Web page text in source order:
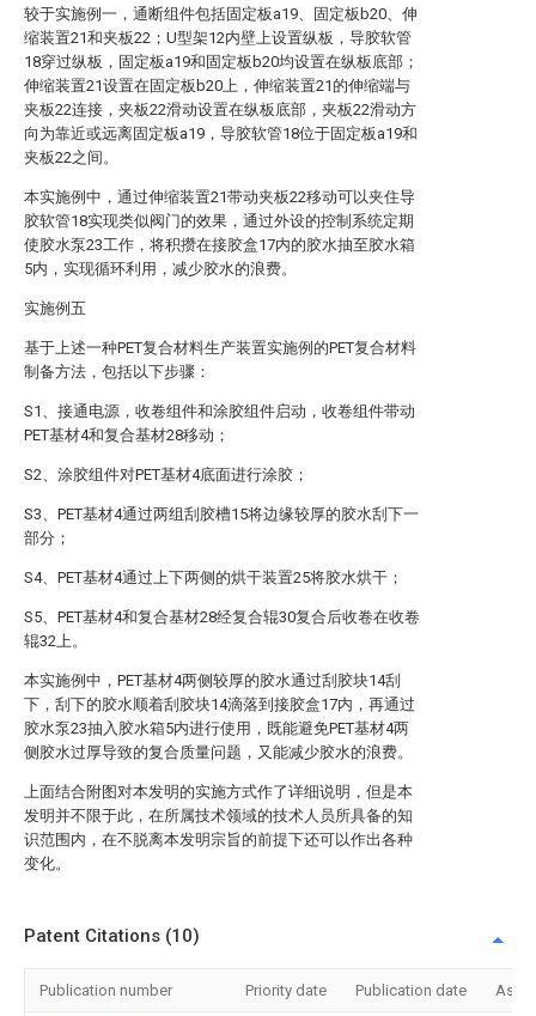
较于实施例一，通断组件包括固定板a19、固定板b20、伸
缩装置21和夹板22；U型架12内壁上设置纵板，导胶软管
18穿过纵板，固定板a19和固定板b20均设置在纵板底部；
伸缩装置21设置在固定板b20上，伸缩装置21的伸缩端与
夹板22连接，夹板22滑动设置在纵板底部，夹板22滑动方
向为靠近或远离固定板a19，导胶软管18位于固定板a19和
夹板22之间。
本实施例中，通过伸缩装置21带动夹板22移动可以夹住导
胶软管18实现类似阀门的效果，通过外设的控制系统定期
使胶水泵23工作，将积攒在接胶盒17内的胶水抽至胶水箱
5内，实现循环利用，减少胶水的浪费。
实施例五
基于上述一种PET复合材料生产装置实施例的PET复合材料
制备方法，包括以下步骤：
S1、接通电源，收卷组件和涂胶组件启动，收卷组件带动
PET基材4和复合基材28移动；
S2、涂胶组件对PET基材4底面进行涂胶；
S3、PET基材4通过两组刮胶槽15将边缘较厚的胶水刮下一
部分；
S4、PET基材4通过上下两侧的烘干装置25将胶水烘干；
S5、PET基材4和复合基材28经复合辊30复合后收卷在收卷
辊32上。
本实施例中，PET基材4两侧较厚的胶水通过刮胶块14刮
下，刮下的胶水顺着刮胶块14滴落到接胶盒17内，再通过
胶水泵23抽入胶水箱5内进行使用，既能避免PET基材4两
侧胶水过厚导致的复合质量问题，又能减少胶水的浪费。
上面结合附图对本发明的实施方式作了详细说明，但是本
发明并不限于此，在所属技术领域的技术人员所具备的知
识范围内，在不脱离本发明宗旨的前提下还可以作出各种
变化。
Patent Citations (10)
Publication number Priority date Publication date